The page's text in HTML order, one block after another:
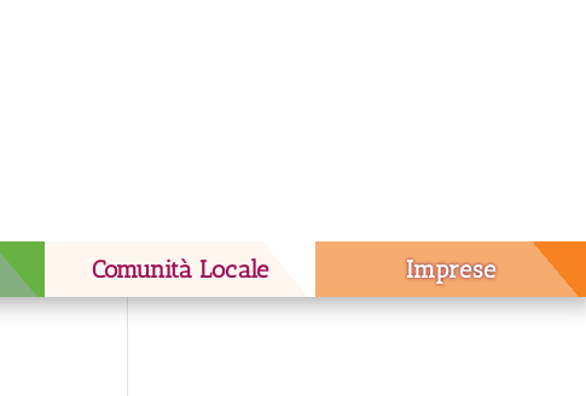
Comunità Locale Imprese